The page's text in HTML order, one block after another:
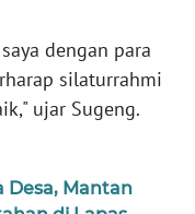
dengan para
silaturrahmi
ujar Sugeng.
Desa, Mantan